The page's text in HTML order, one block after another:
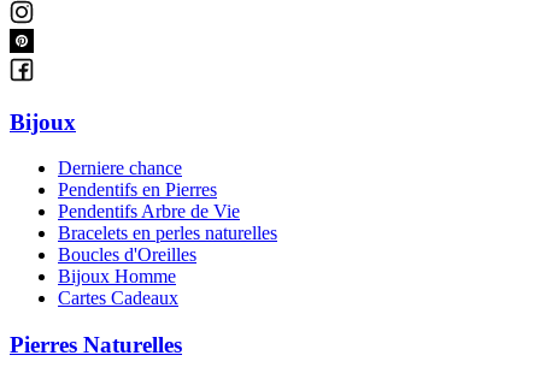
Bijoux
Derniere chance
Pendentifs en Pierres
Pendentifs Arbre de Vie
Bracelets en perles naturelles
Boucles d'Oreilles
Bijoux Homme
Cartes Cadeaux
Pierres Naturelles